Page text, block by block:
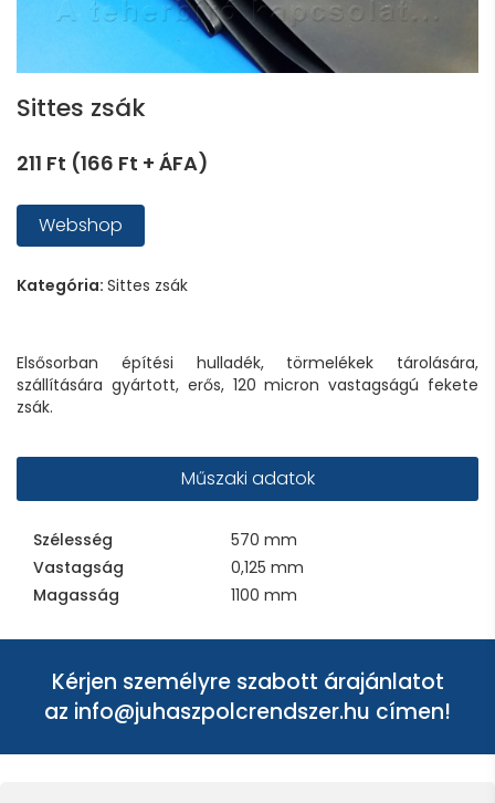
Sittes zsák
211 Ft (166 Ft + ÁFA)
Webshop
Kategória: Sittes zsák
Elsősorban építési hulladék, törmelékek tárolására,
szállítására gyártott, erős, 120 micron vastagságú fekete
zsák.
Műszaki adatok
Szélesség
570 mm
Vastagság
0,125 mm
Magasság
1100 mm
Kérjen személyre szabott árajánlatot
az info@juhaszpolcrendszer.hu címen!